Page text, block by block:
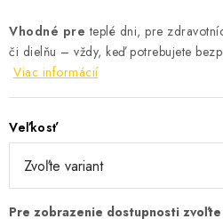
Vhodné pre teplé dni, pre
či dielňu – vždy, keď potrebujete
Viac informácií
Veľkosť